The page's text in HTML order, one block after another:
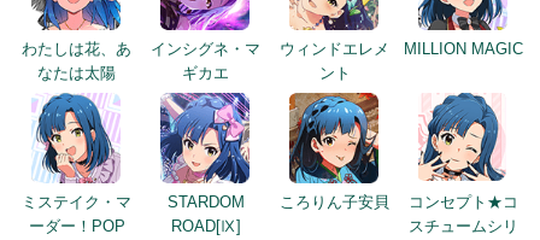
わたしは花、あ
なたは太陽
インシグネ・マ
ギカエ
ウィンドエレメ
ント
MILLION MAGIC
ミステイク・マ
ーダー！POP
STARDOM
ROAD[Ⅸ]
ころりん子安貝
コンセプト★コ
スチュームシリ